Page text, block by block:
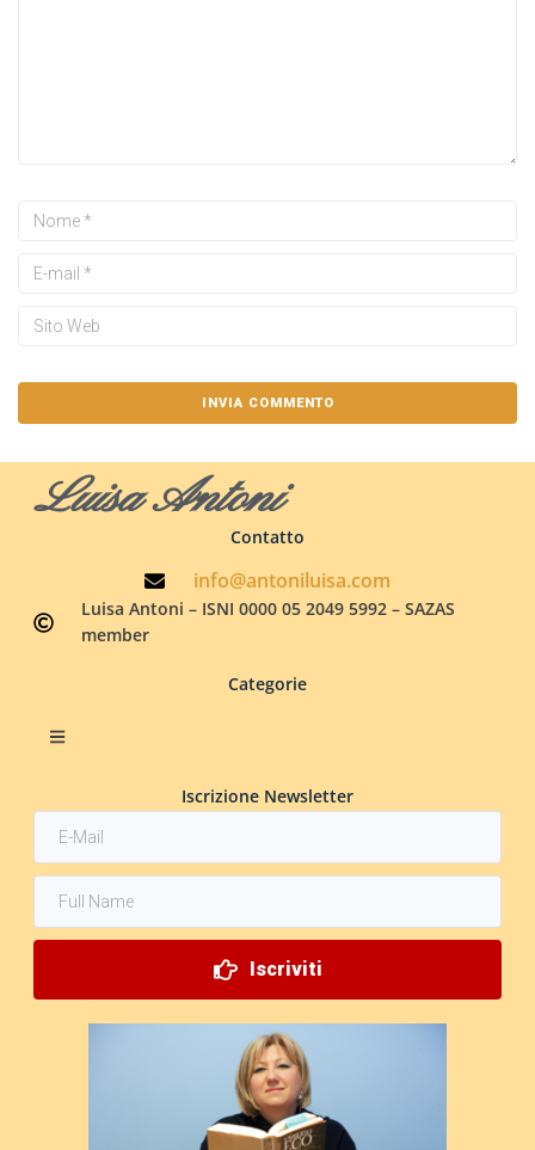
Luisa Antoni
Contatto
info@antoniluisa.com
Luisa Antoni – ISNI 0000 05 2049 5992 – SAZAS
member
Categorie
Iscrizione Newsletter
Iscriviti